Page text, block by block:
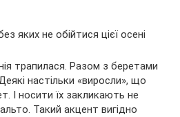
трапилася. Разом з беретами
настільки «виросли», що
І носити їх закликають не
Такий акцент вигідно